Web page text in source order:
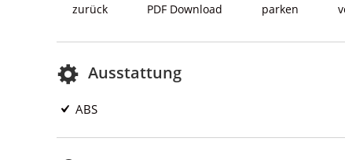
zurück PDF Download parken
Ausstattung
ABS